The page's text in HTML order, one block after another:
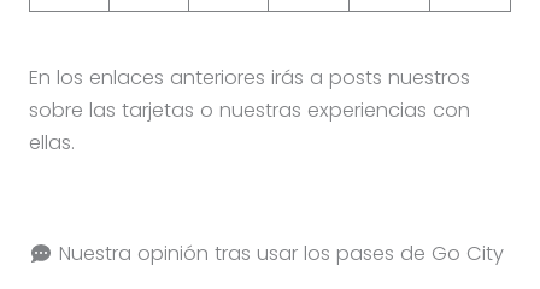
En los enlaces anteriores irás a posts nuestros
sobre las tarjetas o nuestras experiencias con
ellas.
Nuestra opinión tras usar los pases de Go City